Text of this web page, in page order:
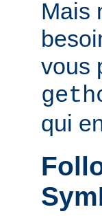
Mais
vous
qui